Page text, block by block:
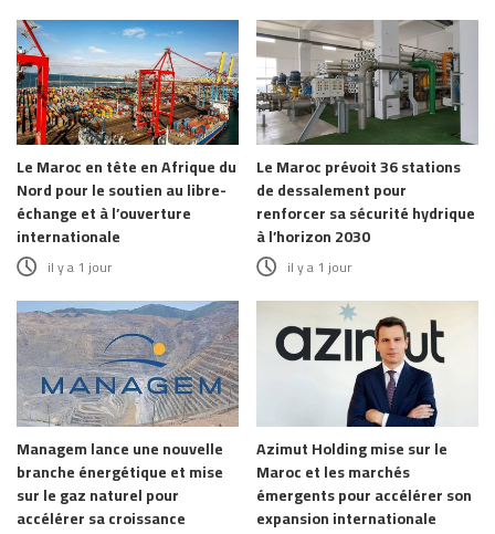
Le Maroc en tête en Afrique du
Nord pour le soutien au libre-
échange et à l’ouverture
internationale
il y a 1 jour
Le Maroc prévoit 36 stations
de dessalement pour
renforcer sa sécurité hydrique
à l’horizon 2030
il y a 1 jour
Managem lance une nouvelle
branche énergétique et mise
sur le gaz naturel pour
accélérer sa croissance
Azimut Holding mise sur le
Maroc et les marchés
émergents pour accélérer son
expansion internationale